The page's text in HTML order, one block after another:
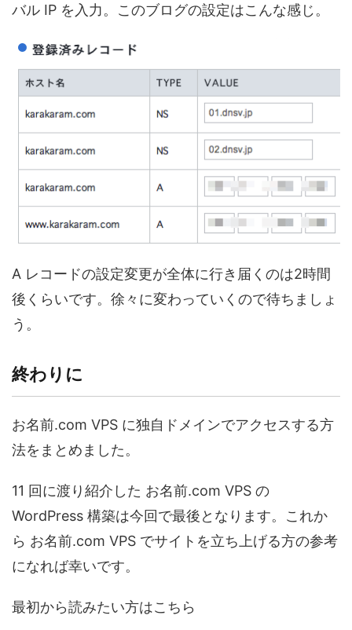
バル IP を入力。このブログの設定はこんな感じ。
A レコードの設定変更が全体に行き届くのは2時間
後くらいです。徐々に変わっていくので待ちましょ
う。
終わりに
お名前.com VPS に独自ドメインでアクセスする方
法をまとめました。
11 回に渡り紹介した お名前.com VPS の
WordPress 構築は今回で最後となります。これか
ら お名前.com VPS でサイトを立ち上げる方の参考
になれば幸いです。
最初から読みたい方はこちら